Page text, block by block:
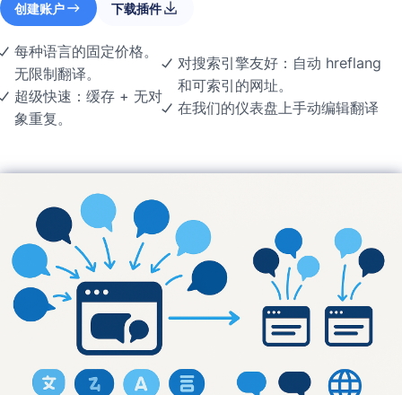
创建账户 下载插件
每种语言的固定价格。
无限制翻译。
超级快速：缓存 + 无对
象重复。
对搜索引擎友好：自动 hreflang
和可索引的网址。
在我们的仪表盘上手动编辑翻译